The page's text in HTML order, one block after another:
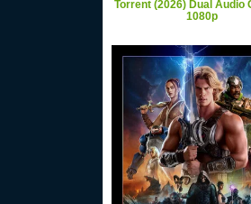
Torrent (2026) Dual Áudio
1080p